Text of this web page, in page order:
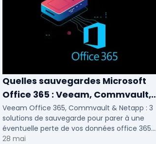
Quelles sauvegardes Microsoft
Office 365 : Veeam, Commvault,
Netapp
Veeam Office 365, Commvault & Netapp : 3
solutions de sauvegarde pour parer à une
éventuelle perte de vos données office 365.
Voici notre ...
28 mai